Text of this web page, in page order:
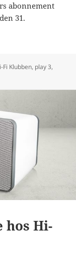
abonnement
31.
Fi Klubben, play 3,
gratis bridge
hos Hi-